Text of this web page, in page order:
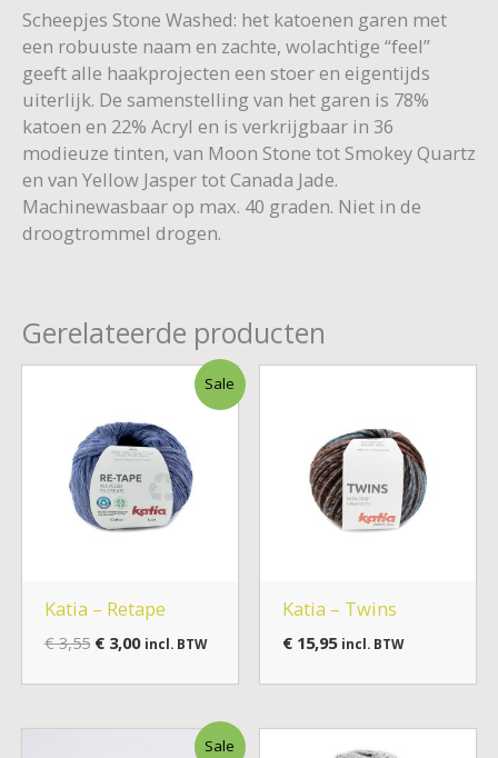
Scheepjes Stone Washed: het katoenen garen met
een robuuste naam en zachte, wolachtige “feel”
geeft alle haakprojecten een stoer en eigentijds
uiterlijk. De samenstelling van het garen is 78%
katoen en 22% Acryl en is verkrijgbaar in 36
modieuze tinten, van Moon Stone tot Smokey Quartz
en van Yellow Jasper tot Canada Jade.
Machinewasbaar op max. 40 graden. Niet in de
droogtrommel drogen.
Gerelateerde producten
Sale
Katia – Retape
€3,55
Oorspronkelijke
was:
€ 3,55.
€3,00
Huidige
is:
€ 3,00.
incl. BTW
Katia – Twins
€15,95 incl. BTW
Sale
Oorspronkelijke
Huidige